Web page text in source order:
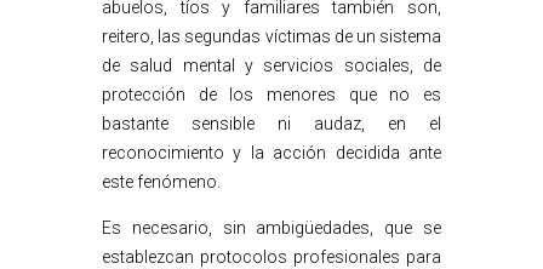
abuelos, tíos y familiares también son,
reitero, las segundas víctimas de un sistema
de salud mental y servicios sociales, de
protección de los menores que no es
bastante sensible ni audaz, en el
reconocimiento y la acción decidida ante
este fenómeno.
Es necesario, sin ambigüedades, que se
establezcan protocolos profesionales para